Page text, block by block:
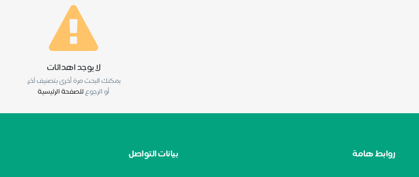
لا يوجد اهدائات
يمكنك البحث مرة أخرى بتصنيف آخر.
أو الرجوعللصفحة الرئيسية
روابط هامة بيانات التواصل